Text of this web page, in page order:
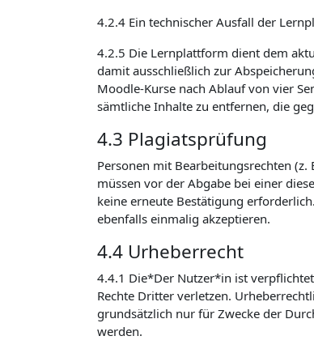
4.2.4 Ein technischer Ausfall der
4.2.5 Die Lernplattform dient dem
damit ausschließlich zur
Moodle-Kurse nach Ablauf von vier
sämtliche Inhalte zu entfernen, die
4.3 Plagiatsprüfung
Personen mit Bearbeitungsrechten
müssen vor der Abgabe bei einer
keine erneute Bestätigung
ebenfalls einmalig akzeptieren.
4.4 Urheberrecht
4.4.1 Die*Der Nutzer*in ist
Rechte Dritter verletzen.
grundsätzlich nur für Zwecke der
werden.